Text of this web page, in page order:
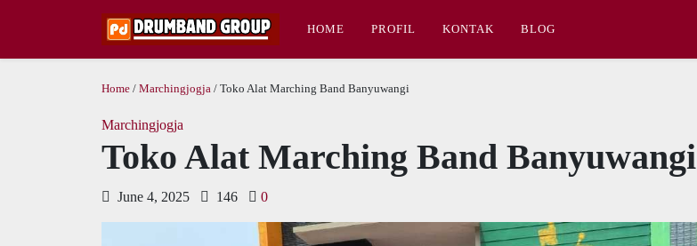
HOME PROFIL KONTAK BLOG
Home / Marchingjogja / Toko Alat Marching Band Banyuwangi
Marchingjogja
Toko Alat Marching Band Banyuwangi
June 4, 2025 146 0